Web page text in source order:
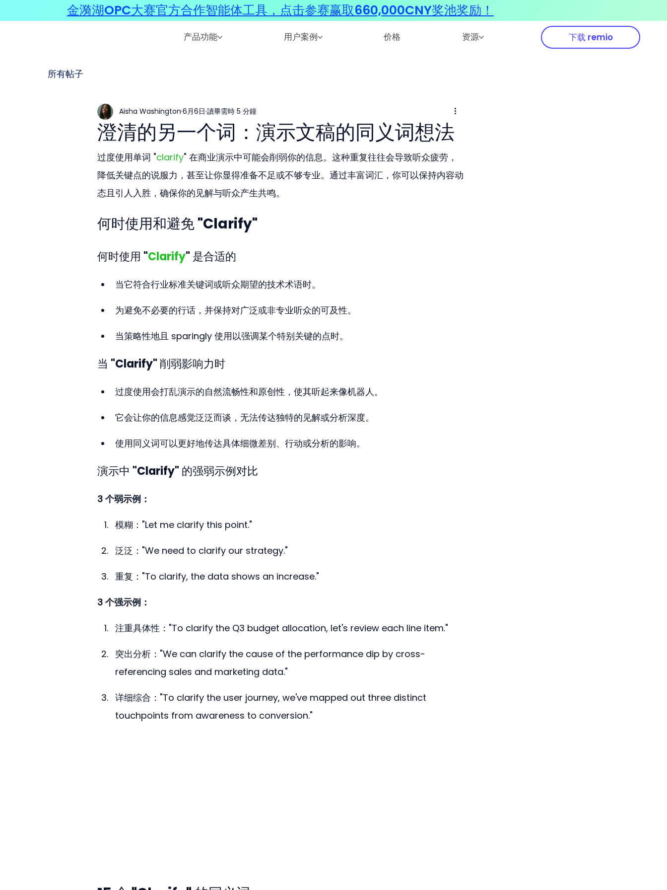
产品功能 用户案例 价格 资源 下载 remio
所有帖子
澄清的另一个词：演示文稿的同义词想法
Aisha Washington 6月6日 讀畢需時 5 分鐘
过度使用单词 "clarify" 在商业演示中可能会削弱你的信息。这种重复往往会导致听众疲劳，
降低关键点的说服力，甚至让你显得准备不足或不够专业。通过丰富词汇，你可以保持内容动
态且引人入胜，确保你的见解与听众产生共鸣。
何时使用和避免 "Clarify"
何时使用 "Clarify" 是合适的
当它符合行业标准关键词或听众期望的技术术语时。
为避免不必要的行话，并保持对广泛或非专业听众的可及性。
当策略性地且 sparingly 使用以强调某个特别关键的点时。
当 "Clarify" 削弱影响力时
过度使用会打乱演示的自然流畅性和原创性，使其听起来像机器人。
它会让你的信息感觉泛泛而谈，无法传达独特的见解或分析深度。
使用同义词可以更好地传达具体细微差别、行动或分析的影响。
演示中 "Clarify" 的强弱示例对比
3 个弱示例：
模糊："Let me clarify this point."
泛泛："We need to clarify our strategy."
重复："To clarify, the data shows an increase."
3 个强示例：
注重具体性："To clarify the Q3 budget allocation, let's review each line item."
突出分析："We can clarify the cause of the performance dip by cross-
referencing sales and marketing data."
详细综合："To clarify the user journey, we've mapped out three distinct
touchpoints from awareness to conversion."
金漪湖OPC大赛官方合作智能体工具，点击参赛赢取660,000CNY奖池奖励！